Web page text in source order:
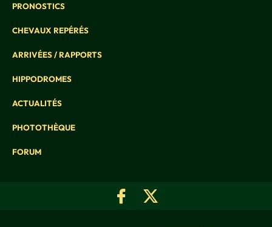
PRONOSTICS
CHEVAUX REPÉRÉS
ARRIVÉES / RAPPORTS
HIPPODROMES
ACTUALITÉS
PHOTOTHÈQUE
FORUM